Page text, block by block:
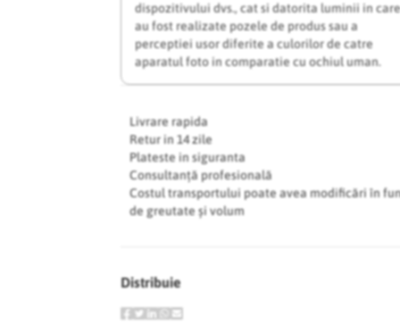
dispozitivului dvs., cat si datorita luminii in care
au fost realizate pozele de produs sau a
perceptiei usor diferite a culorilor de catre
aparatul foto in comparatie cu ochiul uman.
Livrare rapida
Retur in 14 zile
Plateste in siguranta
Consultanță profesională
Costul transportului poate avea modificări în
de greutate și volum
Distribuie